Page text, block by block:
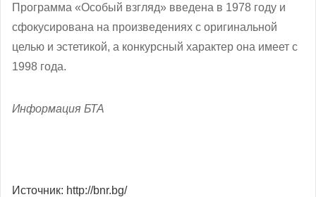
Программа «Особый взгляд» введена в 1978 году и
сфокусирована на произведениях с оригинальной
целью и эстетикой, а конкурсный характер она имеет с
1998 года.
Информация БТА
Источник: http://bnr.bg/